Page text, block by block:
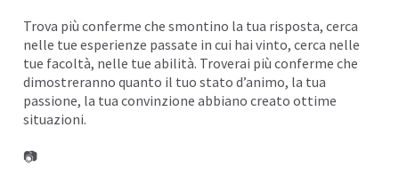
Trova più conferme che smontino la tua risposta, cerca
nelle tue esperienze passate in cui hai vinto, cerca nelle
tue facoltà, nelle tue abilità. Troverai più conferme che
dimostreranno quanto il tuo stato d’animo, la tua
passione, la tua convinzione abbiano creato ottime
situazioni.
📷